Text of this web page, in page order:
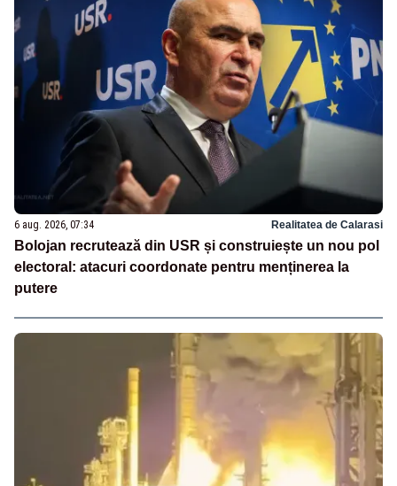
6 aug. 2026, 07:34 Realitatea de Calarasi
Bolojan recrutează din USR și construiește un nou pol
electoral: atacuri coordonate pentru menținerea la
putere